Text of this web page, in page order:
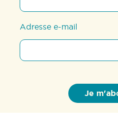
Adresse e-mail